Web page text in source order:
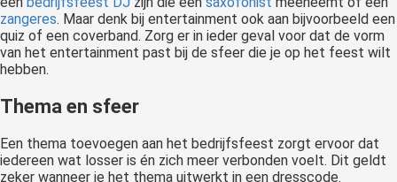
zangeres. Maar denk bij entertainment ook aan bijvoorbeeld een
quiz of een coverband. Zorg er in ieder geval voor dat de vorm
van het entertainment past bij de sfeer die je op het feest wilt
hebben.
Thema en sfeer
Een thema toevoegen aan het bedrijfsfeest zorgt ervoor dat
iedereen wat losser is én zich meer verbonden voelt. Dit geldt
zeker wanneer je het thema uitwerkt in een dresscode.